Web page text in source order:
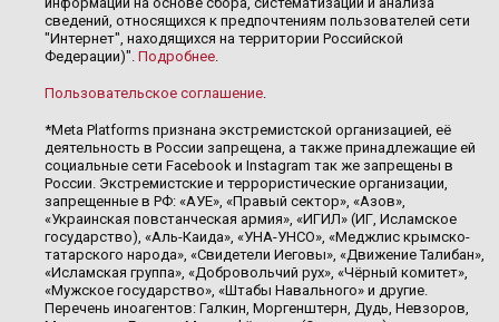
сведений, относящихся к предпочтениям пользователей сети
"Интернет", находящихся на территории Российской
Федерации)". Подробнее.
Пользовательское соглашение.
*Meta Platforms признана экстремистской организацией, её
деятельность в России запрещена, а также принадлежащие ей
социальные сети Facebook и Instagram так же запрещены в
России. Экстремистские и террористические организации,
запрещенные в РФ: «АУЕ», «Правый сектор», «Азов»,
«Украинская повстанческая армия», «ИГИЛ» (ИГ, Исламское
государство), «Аль-Каида», «УНА-УНСО», «Меджлис крымско-
татарского народа», «Свидетели Иеговы», «Движение Талибан»,
«Исламская группа», «Добровольчий рух», «Чёрный комитет»,
«Мужское государство», «Штабы Навального» и другие.
Перечень иноагентов: Галкин, Моргенштерн, Дудь, Невзоров,